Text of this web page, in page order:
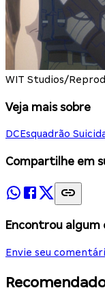
WIT Studios/
Veja mais sobre
DCEsquadrão
Compartilhe em
Encontrou
Envie seu